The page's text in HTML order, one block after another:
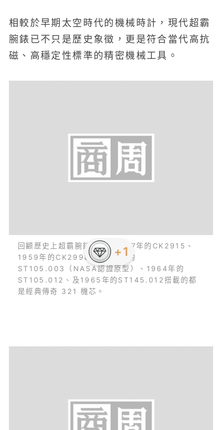
相較於早期太空時代的機械時計，現代超霸
腕錶已不只是歷史象徵，更是符合當代高抗
磁、高穩定性標準的精密機械工具。
回顧歷史上超霸腕錶，包含1957年的CK2915、
1959年的CK2998、1963年的
ST105.003（NASA認證原型）、1964年的
ST105.012、及1965年的ST145.012搭載的都
是經典傳奇 321 機芯。
+1